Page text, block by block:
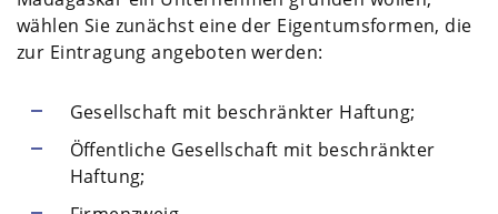
wählen Sie zunächst eine der Eigentumsformen, die
zur Eintragung angeboten werden:
Gesellschaft mit beschränkter Haftung;
Öffentliche Gesellschaft mit beschränkter
Haftung;